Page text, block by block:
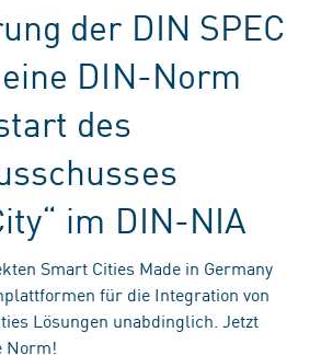
der DIN SPEC
DIN-Norm
des
im DIN-NIA
Smart Cities Made in Germany
für die Integration von
Lösungen unabdinglich. Jetzt
Norm!